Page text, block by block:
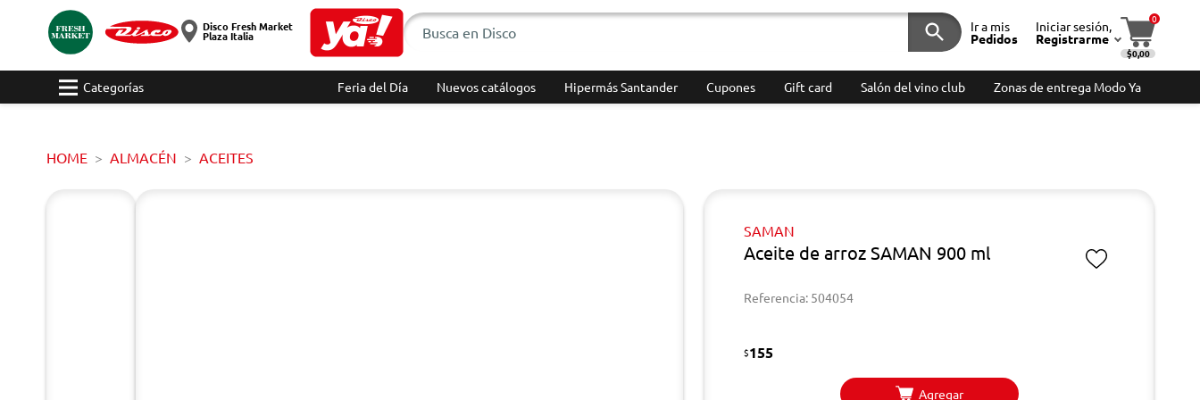
Disco Fresh Market
Plaza Italia
Ir a mis
Pedidos
Iniciar sesión,
Registrarme
0
$0,00
Categorías Feria del Día Nuevos catálogos Hipermás Santander Cupones Gift card Salón del vino club Zonas de entrega Modo Ya
HOME ALMACÉN ACEITES
SAMAN
Aceite de arroz SAMAN 900 ml
Referencia: 504054
$155
Agregar